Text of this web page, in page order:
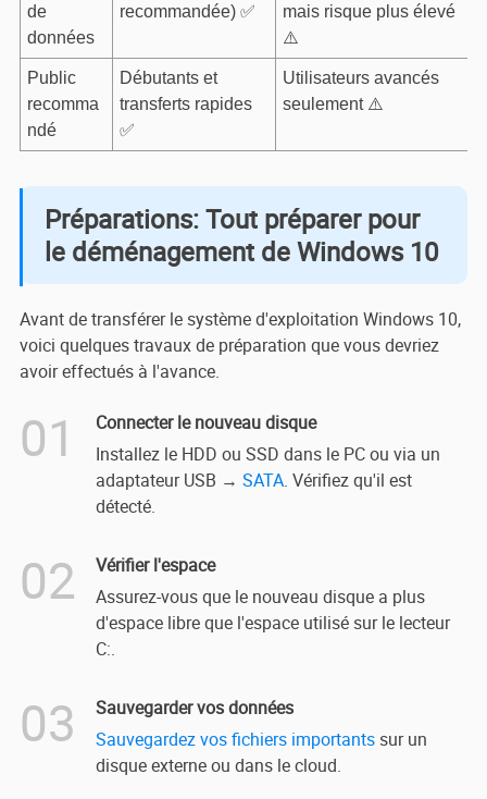
de
données
recommandée) ✅
mais risque plus élevé
⚠️
Public
recomma
ndé
Débutants et
transferts rapides
✅
Utilisateurs avancés
seulement ⚠️
Préparations: Tout préparer pour
le déménagement de Windows 10
Avant de transférer le système d'exploitation Windows 10,
voici quelques travaux de préparation que vous devriez
avoir effectués à l'avance.
01
Connecter le nouveau disque
Installez le HDD ou SSD dans le PC ou via un
adaptateur USB → SATA. Vérifiez qu'il est
détecté.
02
Vérifier l'espace
Assurez-vous que le nouveau disque a plus
d'espace libre que l'espace utilisé sur le lecteur
C:.
03
Sauvegarder vos données
Sauvegardez vos fichiers importantssur un
disque externe ou dans le cloud.